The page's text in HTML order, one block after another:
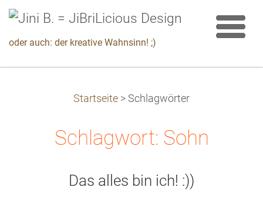
oder auch: der kreative Wahnsinn! ;)
Startseite > Schlagwörter
Schlagwort: Sohn
Das alles bin ich! :))